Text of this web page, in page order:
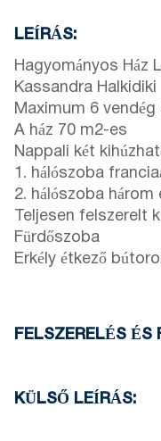
LEÍRÁS:
Hagyományos Ház
Kassandra Halkidiki
Maximum 6 vendég
A ház 70 m2-es
Nappali két
1. hálószoba
2. hálószoba három
Teljesen felszerelt
Fürdőszoba
Erkély étkező
FELSZERELÉS ÉS
Egy
KÜLSŐ LEÍRÁS: